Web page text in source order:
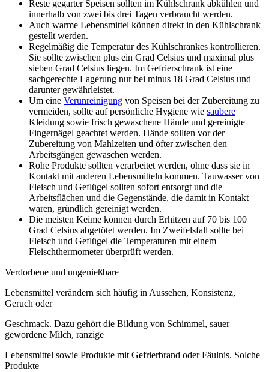
Reste gegarter Speisen sollten im Kühlschrank abkühlen und
innerhalb von zwei bis drei Tagen verbraucht werden.
Auch warme Lebensmittel können direkt in den Kühlschrank
gestellt werden.
Regelmäßig die Temperatur des Kühlschrankes kontrollieren.
Sie sollte zwischen plus ein Grad Celsius und maximal plus
sieben Grad Celsius liegen. Im Gefrierschrank ist eine
sachgerechte Lagerung nur bei minus 18 Grad Celsius und
darunter gewährleistet.
Um eine Verunreinigung von Speisen bei der Zubereitung zu
vermeiden, sollte auf persönliche Hygiene wie saubere
Kleidung sowie frisch gewaschene Hände und gereinigte
Fingernägel geachtet werden. Hände sollten vor der
Zubereitung von Mahlzeiten und öfter zwischen den
Arbeitsgängen gewaschen werden.
Rohe Produkte sollten verarbeitet werden, ohne dass sie in
Kontakt mit anderen Lebensmitteln kommen. Tauwasser von
Fleisch und Geflügel sollten sofort entsorgt und die
Arbeitsflächen und die Gegenstände, die damit in Kontakt
waren, gründlich gereinigt werden.
Die meisten Keime können durch Erhitzen auf 70 bis 100
Grad Celsius abgetötet werden. Im Zweifelsfall sollte bei
Fleisch und Geflügel die Temperaturen mit einem
Fleischthermometer überprüft werden.
Verdorbene und ungenießbare
Lebensmittel verändern sich häufig in Aussehen, Konsistenz,
Geruch oder
Geschmack. Dazu gehört die Bildung von Schimmel, sauer
gewordene Milch, ranzige
Lebensmittel sowie Produkte mit Gefrierbrand oder Fäulnis. Solche
Produkte